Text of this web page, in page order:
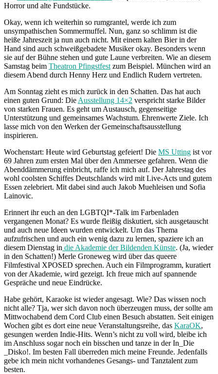
Horror und alte Fundstücke.
Okay, wenn ich weiterhin so rumgrantel, werde ich zum
unsympathischen Sommermuffel. Nun, ganz so schlimm ist die
heiße Jahreszeit ja nun auch nicht. Mit einem kalten Bier in der
Hand sind auch schweißgebadete Musiker okay. Besonders wenn
sie auf der Bühne stehen und gute Laune verbreiten. Wie an diesem
Samstag beim Theatron Pfingstfest zum Beispiel. München wird an
diesem Abend durch Henny Herz und Endlich Rudern vertreten.
Am Sonntag zieht es mich zurück in den Schatten. Das hat auch
einen guten Grund: Die Ausstellung 14×2 verspricht starke Bilder
von starken Frauen. Es geht um Austausch, gegenseitige
Unterstützung und gemeinsames Wachstum. Ehrenwerte Ziele. Ich
lasse mich von den Werken der Gemeinschaftsausstellung
inspirieren.
Wochenstart: Heute wird Geburtstag gefeiert! Die MS Utting ist vor
69 Jahren zum ersten Mal über den Ammersee gefahren. Wenn die
Abenddämmerung einbricht, raffe ich mich auf. Der Jahrestag des
wohl coolsten Schiffes Deutschlands wird mit Live-Acts und gutem
Essen zelebriert. Mit dabei sind auch Jakob Muehleisen und Sofia
Lainovic.
Erinnert ihr euch an den LGBTQI*-Talk im Farbenladen
vergangenen Monat? Es wurde fleißig diskutiert, sich ausgetauscht
und auch neue Ideen wurden entwickelt. Um das Thema
aufzufrischen und auch ein wenig dazu zu lernen, spaziere ich an
diesem Dienstag in die Akademie der Bildenden Künste. (Ja, wieder
in den Schatten!) Merle Groneweg wird über das queere
Filmfestival XPOSED sprechen. Auch ein Filmprogramm, kuratiert
von der Akademie, wird gezeigt. Ich freue mich auf spannende
Gespräche und neue Eindrücke.
Habe gehört, Karaoke ist wieder angesagt. Wie? Das wissen noch
nicht alle? Tja, wer sich davon noch überzeugen muss, der sollte am
Mittwochabend dem Cord Club einen Besuch abstatten. Seit einigen
Wochen gibt es dort eine neue Veranstaltungsreihe, das KaraOK,
gesungen werden Indie-Hits. Wenn’s nicht zu voll wird, bleibe ich
im Anschluss sogar noch ein bisschen und tanze in der In_Die
_Disko!. Im besten Fall überreden mich meine Freunde. Jedenfalls
gebe ich mein nicht vorhandenes Gesangs- und Tanztalent zum
besten.